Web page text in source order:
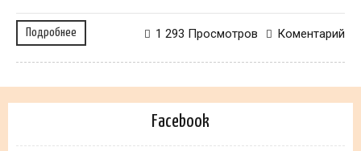
Подробнее Коментарий
1 293 Просмотров
Facebook